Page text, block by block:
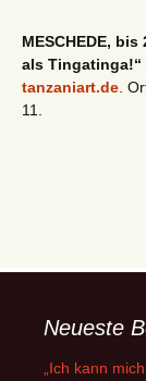
MESCHEDE,
als Tingatinga!“
tanzaniart.de .
11.
Neueste
„Ich kann